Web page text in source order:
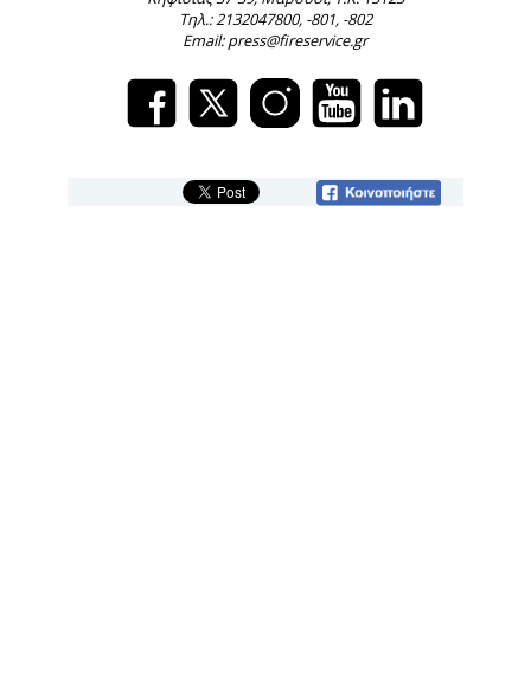
Τηλ.: 2132047800, -801, -802
Email: press@fireservice.gr